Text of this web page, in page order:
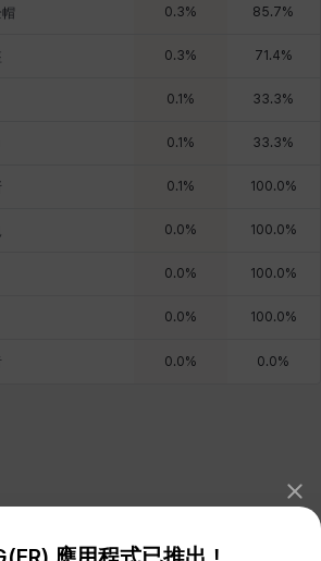
0.3% 85.7%
0.3% 71.4%
0.1 % 33.3%
0.1 % 33.3%
0.1 % 100.0%
0.0% 100.0%
0.0% 100.0%
0.0% 100.0%
0.0% 0.0%